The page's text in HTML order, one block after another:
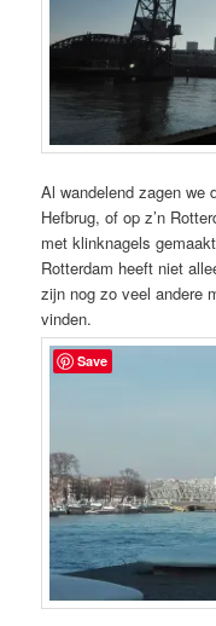
Al wandelend zagen we
Hefbrug, of op z’n
met klinknagels
Rotterdam heeft niet
zijn nog zo veel andere
vinden.
Save